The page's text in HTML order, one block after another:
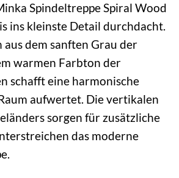
Spindeltreppe Spiral Wood
ins kleinste Detail durchdacht.
dem sanften Grau der
warmen Farbton der
schafft eine harmonische
aufwertet. Die vertikalen
sorgen für zusätzliche
das moderne